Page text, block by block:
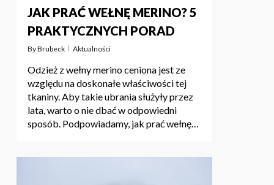
JAK PRAĆ WEŁNĘ MERINO? 5
PRAKTYCZNYCH PORAD
ByBrubeck Aktualności
Odzież z wełny merino ceniona jest ze
względu na doskonałe właściwości tej
tkaniny. Aby takie ubrania służyły przez
lata, warto o nie dbać w odpowiedni
sposób. Podpowiadamy, jak prać wełnę…